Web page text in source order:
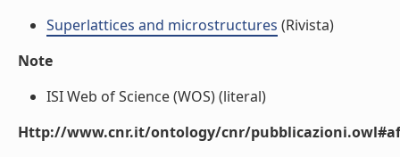
Superlattices and microstructures (Rivista)
Note
ISI Web of Science (WOS) (literal)
Http://www.cnr.it/ontology/cnr/